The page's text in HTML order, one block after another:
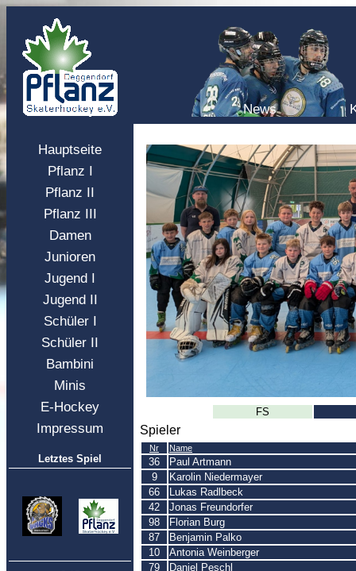
News
Hauptseite
Pflanz I
Pflanz II
Pflanz III
Damen
Junioren
Jugend I
Jugend II
Schüler I
Schüler II
Bambini
Minis
E-Hockey
Impressum
Letztes Spiel
FS
Spieler
Nr Name
36
Paul Artmann
9
Karolin Niedermayer
66
Lukas Radlbeck
42
Jonas Freundorfer
98
Florian Burg
87
Benjamin Palko
10
Antonia Weinberger
79
Daniel Peschl